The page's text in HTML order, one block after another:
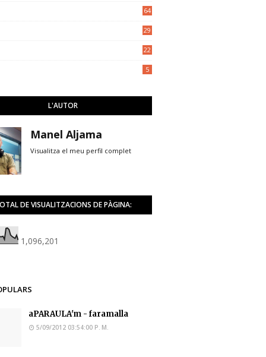
64
29
22
5
L'AUTOR
Manel Aljama
Visualitza el meu perfil complet
DE VISUALITZACIONS DE PÀGINA:
1,096,201
aPARAULA'm - faramalla
5/09/2012 03:54:00 P. M.